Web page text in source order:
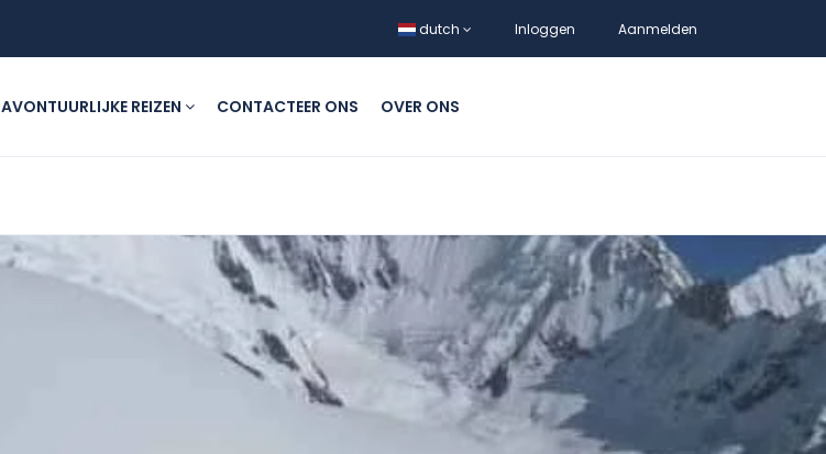
dutch Inloggen Aanmelden
AVONTUURLIJKE REIZEN CONTACTEER ONS OVER ONS